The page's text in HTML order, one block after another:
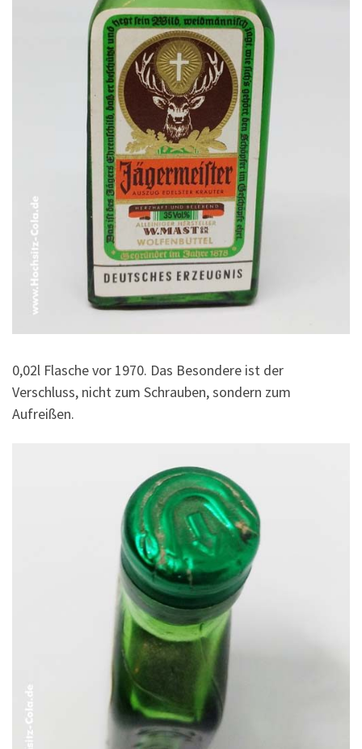
0,02l Flasche vor 1970. Das Besondere ist der
Verschluss, nicht zum Schrauben, sondern zum
Aufreißen.